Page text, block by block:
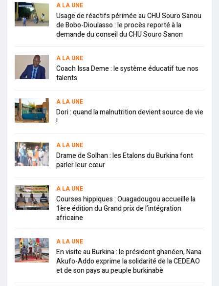
A LA UNE
Usage de réactifs périmée au CHU Souro Sanou
de Bobo-Dioulasso : le procès reporté à la
demande du conseil du CHU Souro Sanon
A LA UNE
Coach Issa Deme : le système éducatif tue nos
talents
A LA UNE
Dori : quand la malnutrition devient source de vie
!
A LA UNE
Drame de Solhan : les Etalons du Burkina font
parler leur cœur
A LA UNE
Courses hippiques : Ouagadougou accueille la
1ère édition du Grand prix de l’intégration
africaine
A LA UNE
En visite au Burkina : le président ghanéen, Nana
Akufo-Addo exprime la solidarité de la CEDEAO
et de son pays au peuple burkinabè